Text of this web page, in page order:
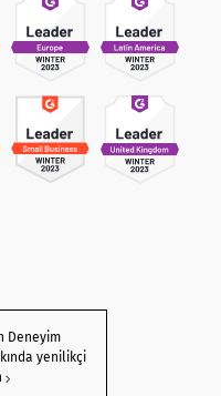
Deneyim
yenilikçi